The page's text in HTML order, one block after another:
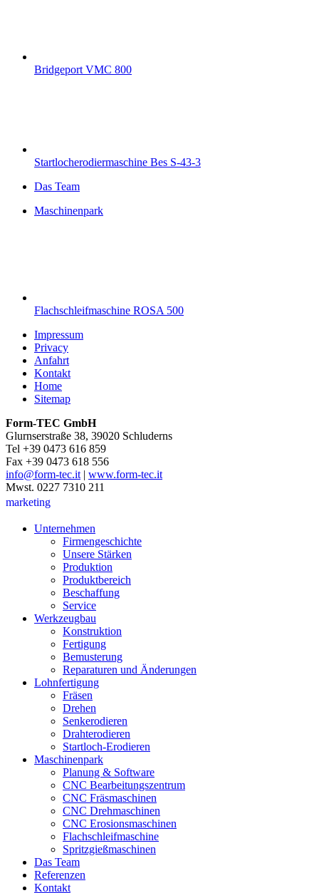
Bridgeport VMC 800
Startlocherodiermaschine Bes S-43-3
Das Team
Maschinenpark
Flachschleifmaschine ROSA 500
Impressum
Privacy
Anfahrt
Kontakt
Home
Sitemap
Form-TEC GmbH
Glurnserstraße 38, 39020 Schluderns
Tel +39 0473 616 859
Fax +39 0473 618 556
info@form-tec.it| www.form-tec.it
Mwst. 0227 7310 211
marketing
Unternehmen
Firmengeschichte
Unsere Stärken
Produktion
Produktbereich
Beschaffung
Service
Werkzeugbau
Konstruktion
Fertigung
Bemusterung
Reparaturen und Änderungen
Lohnfertigung
Fräsen
Drehen
Senkerodieren
Drahterodieren
Startloch-Erodieren
Maschinenpark
Planung & Software
CNC Bearbeitungszentrum
CNC Fräsmaschinen
CNC Drehmaschinen
CNC Erosionsmaschinen
Flachschleifmaschine
Spritzgießmaschinen
Das Team
Referenzen
Kontakt